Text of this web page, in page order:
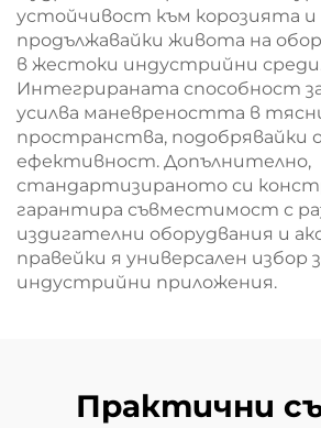
устойчивост към корозията и
продължавайки живота на
в жестоки индустрийни
Интегрираната способност
усилва маневреността в
пространства, подобрявайки
ефективност. Допълнително,
стандартизираното си
гарантира съвместимост с
издигателни оборудвания и
правейки я универсален избор
индустрийни приложения.
Практични